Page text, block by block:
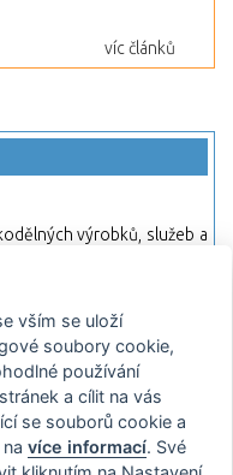
víc článků
výrobků, služeb a
jen nakupovat.
- webhosting, VPS
multihosting a VPS
s možností jejich
a porovnávání.
vhodný hosting.
vším se uloží
soubory cookie,
používání
a cílit na vás
se souborů cookie a
navíce informací. Své